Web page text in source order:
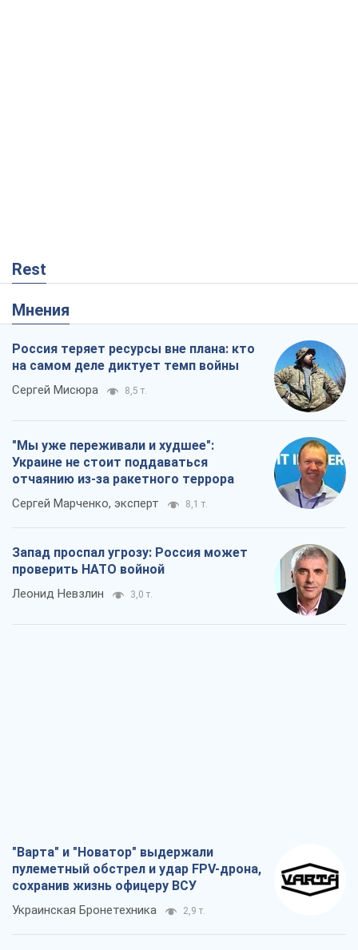
Rest
Мнения
Россия теряет ресурсы вне плана: кто
на самом деле диктует темп войны
Сергей Мисюра 8,5 т.
"Мы уже переживали и худшее":
Украине не стоит поддаваться
отчаянию из-за ракетного террора
Сергей Марченко, эксперт 8,1 т.
Запад проспал угрозу: Россия может
проверить НАТО войной
Леонид Невзлин 3,0 т.
"Варта" и "Новатор" выдержали
пулеметный обстрел и удар FPV-дрона,
сохранив жизнь офицеру ВСУ
Украинская Бронетехника 2,9 т.